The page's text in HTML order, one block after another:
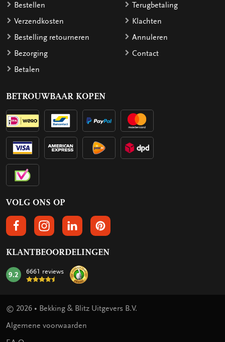
Bestellen
Verzendkosten
Bestelling retourneren
Bezorging
Betalen
Terugbetaling
Klachten
Annuleren
Contact
BETROUWBAAR KOPEN
VOLG ONS OP
VOLGS ONS OP FACEBOOK
VOLG ONS OP INSTAGRAM
VOLG ONS OP LINKEDIN
VOLG ONS OP PINTEREST
KLANTBEOORDELINGEN
mark:
9.2 6661 reviews
© 2026 • Bekking & Blitz Uitgevers B.V.
Algemene voorwaarden